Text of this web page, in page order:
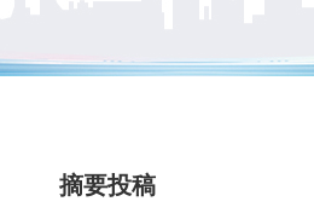
摘要投稿